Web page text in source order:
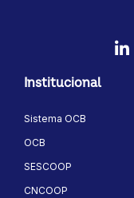
Institucional
Sistema OCB
OCB
SESCOOP
CNCOOP